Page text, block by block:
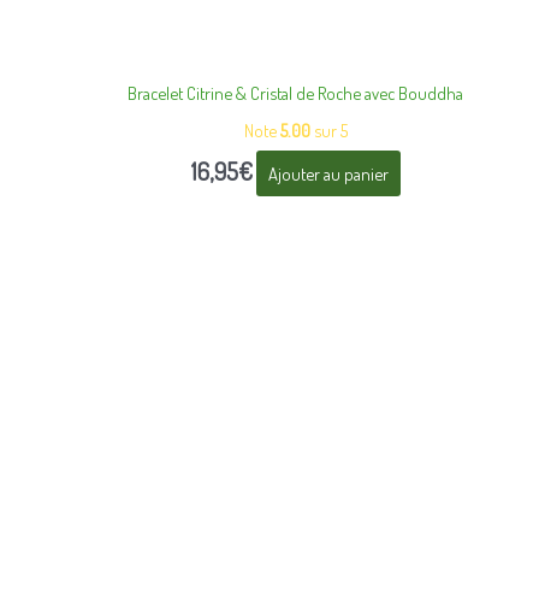
Bracelet Citrine & Cristal de Roche avec Bouddha
Note5.00sur 5
16,95€ Ajouter au panier